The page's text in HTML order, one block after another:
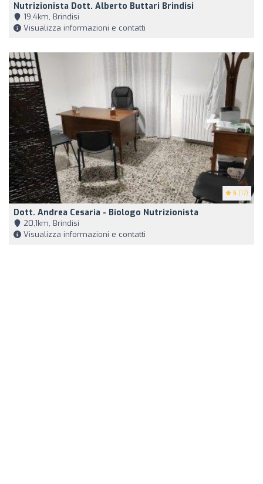
Nutrizionista Dott. Alberto Buttari Brindisi
19,4km, Brindisi
Visualizza informazioni e contatti
5 (17)
Dott. Andrea Cesaria - Biologo Nutrizionista
20,1km, Brindisi
Visualizza informazioni e contatti